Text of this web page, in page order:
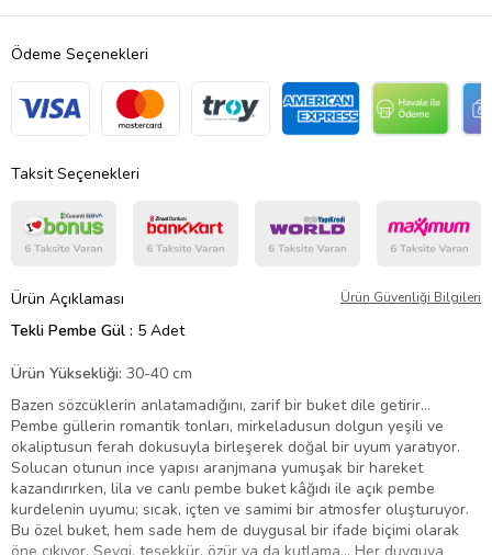
Ödeme Seçenekleri
Taksit Seçenekleri
Ürün Açıklaması Ürün Güvenliği Bilgileri
Tekli Pembe Gül : 5 Adet
Ürün Yüksekliği: 30-40 cm
Bazen sözcüklerin anlatamadığını, zarif bir buket dile getirir…
Pembe güllerin romantik tonları, mirkeladusun dolgun yeşili ve
okaliptusun ferah dokusuyla birleşerek doğal bir uyum yaratıyor.
Solucan otunun ince yapısı aranjmana yumuşak bir hareket
kazandırırken, lila ve canlı pembe buket kâğıdı ile açık pembe
kurdelenin uyumu; sıcak, içten ve samimi bir atmosfer oluşturuyor.
Bu özel buket, hem sade hem de duygusal bir ifade biçimi olarak